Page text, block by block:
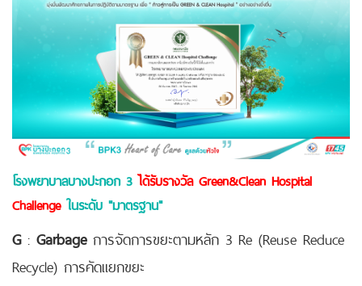
โรงพยาบาลบางปะกอก 3 ได้รับรางวัล Green&Clean Hospital
Challengeในระดับ "มาตรฐาน"
G: Garbageการจัดการขยะตามหลัก 3 Re (Reuse Reduce
Recycle) การคัดแยกขยะ